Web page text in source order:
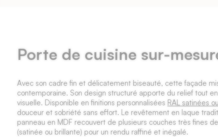
Porte de cuisine sur-
Avec son cadre fin et délicatement biseauté, cette façade
contemporaine. Son design structuré apporte du relief tout
visuelle. Disponible en finitions personnalisées RAL satinées
douceur et sobriété sans effort. Le revêtement en laque
panneau en MDF recouvert de plusieurs couches très fines
(satinée ou brillante) pour un rendu raffiné et inégalé.